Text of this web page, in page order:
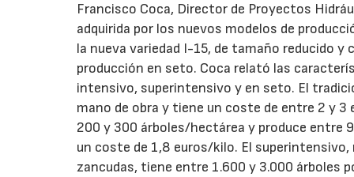
Francisco Coca, Director de Proyectos
adquirida por los nuevos modelos de
la nueva variedad I-15, de tamaño reducido
producción en seto. Coca relató las
intensivo, superintensivo y en seto. El
mano de obra y tiene un coste de entre 2 y
200 y 300 árboles/hectárea y produce entre
un coste de 1,8 euros/kilo. El
zancudas, tiene entre 1.600 y 3.000 árboles